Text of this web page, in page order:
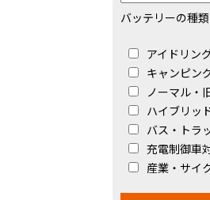
バッテリーの種類
アイドリン
キャンピン
ノーマル・
ハイブリッ
バス・トラ
充電制御車
産業・サイ